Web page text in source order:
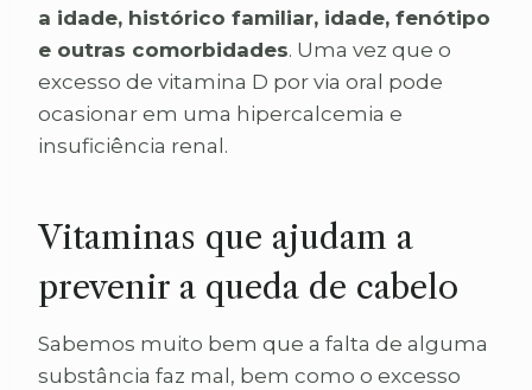
a idade, histórico familiar, idade, fenótipo
e outras comorbidades. Uma vez que o
excesso de vitamina D por via oral pode
ocasionar em uma hipercalcemia e
insuficiência renal.
Vitaminas que ajudam a
prevenir a queda de cabelo
Sabemos muito bem que a falta de alguma
substância faz mal, bem como o excesso